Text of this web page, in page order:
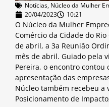
Notícias, Núcleo da Mulher
20/04/2023
10:21
O Núcleo da Mulher
Comércio da Cidade do
de abril, a 3a Reunião
mês de abril. Guiado pela
Pereira, o encontro
apresentação das
Núcleo também recebeu a
Posicionamento de